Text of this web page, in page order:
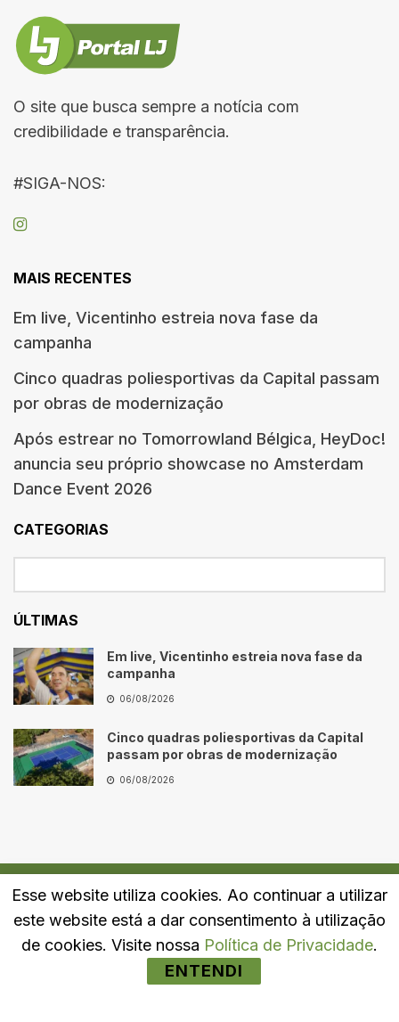
O site que busca sempre a notícia com
credibilidade e transparência.
#SIGA-NOS:
MAIS RECENTES
Em live, Vicentinho estreia nova fase da
campanha
Cinco quadras poliesportivas da Capital passam
por obras de modernização
Após estrear no Tomorrowland Bélgica, HeyDoc!
anuncia seu próprio showcase no Amsterdam
Dance Event 2026
CATEGORIAS
ÚLTIMAS
Em live, Vicentinho estreia nova fase da
campanha
06/08/2026
Cinco quadras poliesportivas da Capital
passam por obras de modernização
06/08/2026
Quem Somos Fale Conosco Política de Privacidade
Esse website utiliza cookies. Ao continuar a utilizar
este website está a dar consentimento à utilização
de cookies. Visite nossa Política de Privacidade.
ENTENDI